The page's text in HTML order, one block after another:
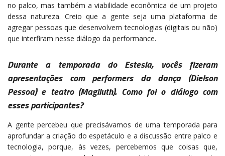
no palco, mas também a viabilidade econômica de um projeto
dessa natureza. Creio que a gente seja uma plataforma de
agregar pessoas que desenvolvem tecnologias (digitais ou não)
que interfiram nesse diálogo da performance.
Durante a temporada do Estesia, vocês fizeram
apresentações com performers da dança (Dielson
Pessoa) e teatro (Magiluth). Como foi o diálogo com
esses participantes?
A gente percebeu que precisávamos de uma temporada para
aprofundar a criação do espetáculo e a discussão entre palco e
tecnologia, porque, às vezes, percebemos que coisas que,